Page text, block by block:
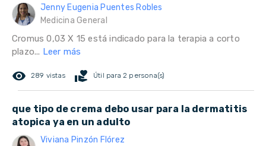
Jenny Eugenia Puentes Robles
Medicina General
Cromus 0,03 X 15 está indicado para la terapia a corto
plazo... Leer más
remove_red_eye 289 vistas volunteer_activism Útil para 2 persona(s)
que tipo de crema debo usar para la dermatitis
atopica ya en un adulto
Viviana Pinzón Flórez